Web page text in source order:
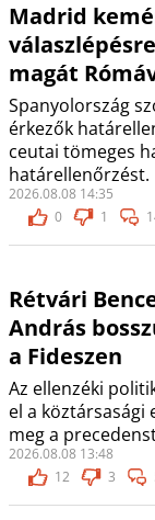
Madrid
magát
Spanyolország
érkezők
ceutai tömeges
határellenőrzést.
2026.08.08 14:35
0
1
Rétvári
András
a Fideszen
Az ellenzéki
el a köztársasági
meg a
2026.08.08 13:48
12
3